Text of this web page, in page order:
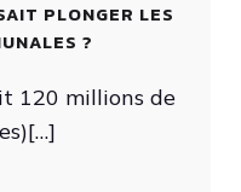
PLONGER LES
?
120 millions de